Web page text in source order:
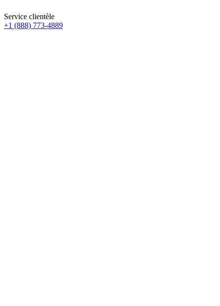
Service clientèle
+1 (888) 773-4889